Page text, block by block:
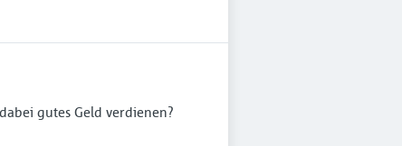
gutes Geld verdienen?